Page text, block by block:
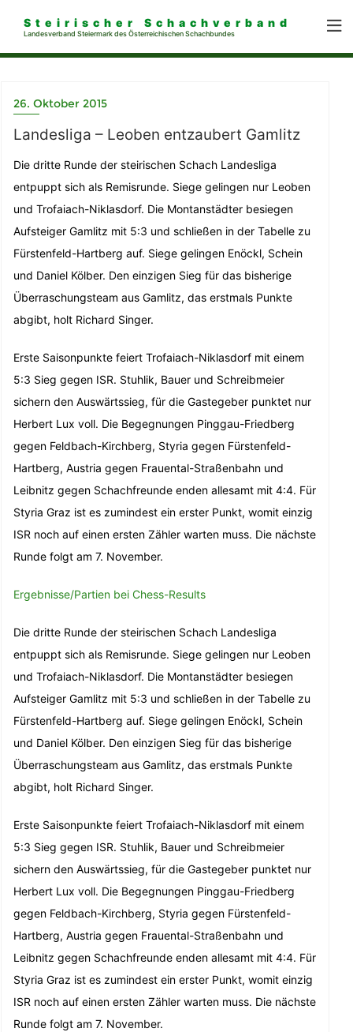
Steirischer Schachverband
Landesverband Steiermark des Österreichischen Schachbundes
26. Oktober 2015
Landesliga – Leoben entzaubert Gamlitz
Die dritte Runde der steirischen Schach Landesliga
entpuppt sich als Remisrunde. Siege gelingen nur Leoben
und Trofaiach-Niklasdorf. Die Montanstädter besiegen
Aufsteiger Gamlitz mit 5:3 und schließen in der Tabelle zu
Fürstenfeld-Hartberg auf. Siege gelingen Enöckl, Schein
und Daniel Kölber. Den einzigen Sieg für das bisherige
Überraschungsteam aus Gamlitz, das erstmals Punkte
abgibt, holt Richard Singer.
Erste Saisonpunkte feiert Trofaiach-Niklasdorf mit einem
5:3 Sieg gegen ISR. Stuhlik, Bauer und Schreibmeier
sichern den Auswärtssieg, für die Gastegeber punktet nur
Herbert Lux voll. Die Begegnungen Pinggau-Friedberg
gegen Feldbach-Kirchberg, Styria gegen Fürstenfeld-
Hartberg, Austria gegen Frauental-Straßenbahn und
Leibnitz gegen Schachfreunde enden allesamt mit 4:4. Für
Styria Graz ist es zumindest ein erster Punkt, womit einzig
ISR noch auf einen ersten Zähler warten muss. Die nächste
Runde folgt am 7. November.
Ergebnisse/Partien bei Chess-Results
Die dritte Runde der steirischen Schach Landesliga
entpuppt sich als Remisrunde. Siege gelingen nur Leoben
und Trofaiach-Niklasdorf. Die Montanstädter besiegen
Aufsteiger Gamlitz mit 5:3 und schließen in der Tabelle zu
Fürstenfeld-Hartberg auf. Siege gelingen Enöckl, Schein
und Daniel Kölber. Den einzigen Sieg für das bisherige
Überraschungsteam aus Gamlitz, das erstmals Punkte
abgibt, holt Richard Singer.
Erste Saisonpunkte feiert Trofaiach-Niklasdorf mit einem
5:3 Sieg gegen ISR. Stuhlik, Bauer und Schreibmeier
sichern den Auswärtssieg, für die Gastegeber punktet nur
Herbert Lux voll. Die Begegnungen Pinggau-Friedberg
gegen Feldbach-Kirchberg, Styria gegen Fürstenfeld-
Hartberg, Austria gegen Frauental-Straßenbahn und
Leibnitz gegen Schachfreunde enden allesamt mit 4:4. Für
Styria Graz ist es zumindest ein erster Punkt, womit einzig
ISR noch auf einen ersten Zähler warten muss. Die nächste
Runde folgt am 7. November.